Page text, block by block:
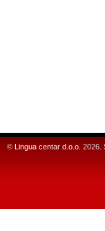
© Lingua centar d.o.o. 2026.